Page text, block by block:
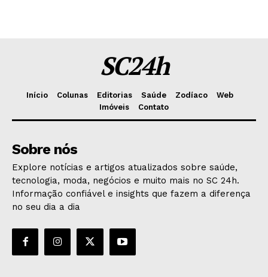
SC24h
Início Colunas Editorias Saúde Zodíaco
Web
Imóveis
Contato
Sobre nós
Explore notícias e artigos atualizados sobre saúde,
tecnologia, moda, negócios e muito mais no SC 24h.
Informação confiável e insights que fazem a diferença
no seu dia a dia